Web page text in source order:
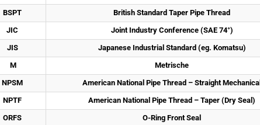
BSPT
British Standard Taper Pipe Thread
JIC
Joint Industry Conference (SAE 74°)
JIS
Japanese Industrial Standard (eg. Komatsu)
M
Metrische
NPSM
American National Pipe Thread – Straight Mechanical
NPTF
American National Pipe Thread – Taper (Dry Seal)
ORFS
O-Ring Front Seal